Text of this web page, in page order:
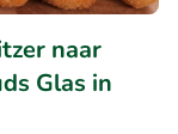
naar
Glas in